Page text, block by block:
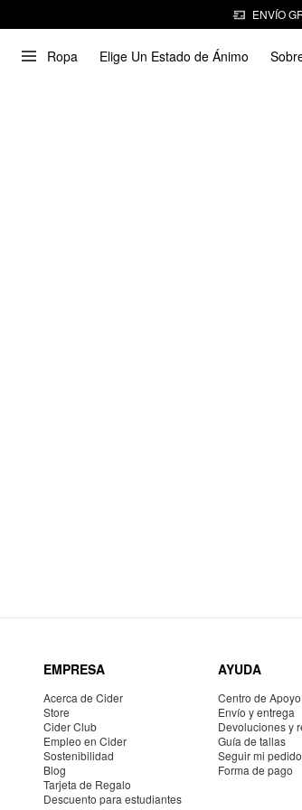
ENVÍO
Ropa Elige Un Estado de Ánimo
EMPRESA
Acerca de Cider
Store
Cider Club
Empleo en Cider
Sostenibilidad
Blog
Tarjeta de Regalo
Descuento para estudiantes
AYUDA
Centro de Apoyo
Envío y entrega
Devoluciones y
Guía de tallas
Seguir mi pedido
Forma de pago